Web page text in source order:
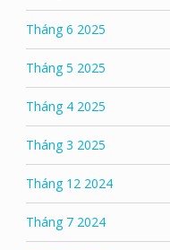
Tháng 6 2025
Tháng 5 2025
Tháng 4 2025
Tháng 3 2025
Tháng 12 2024
Tháng 7 2024